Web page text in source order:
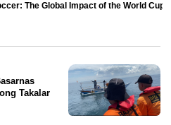
The Global Impact of the World Cup
Takalar